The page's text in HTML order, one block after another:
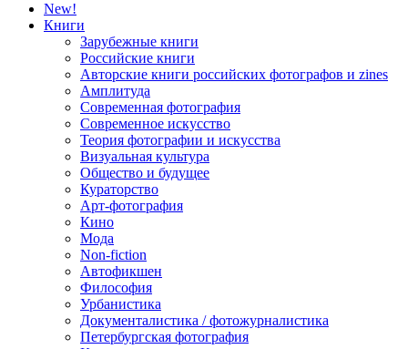
New!
Книги
Зарубежные книги
Российские книги
Авторские книги российских фотографов и zines
Амплитуда
Современная фотография
Современное искусство
Теория фотографии и искусства
Визуальная культура
Общество и будущее
Кураторство
Арт-фотография
Кино
Мода
Non-fiction
Автофикшен
Философия
Урбанистика
Документалистика / фотожурналистика
Петербургская фотография